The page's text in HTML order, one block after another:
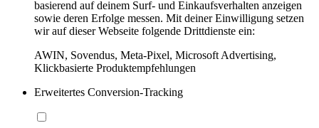
basierend auf deinem Surf- und Einkaufsverhalten anzeigen
sowie deren Erfolge messen. Mit deiner Einwilligung setzen
wir auf dieser Webseite folgende Drittdienste ein:
AWIN, Sovendus, Meta-Pixel, Microsoft Advertising,
Klickbasierte Produktempfehlungen
Erweitertes Conversion-Tracking